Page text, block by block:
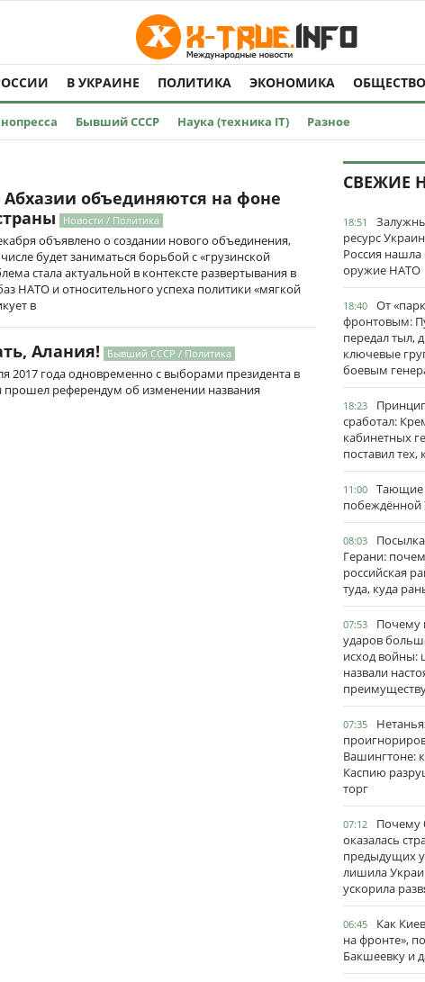
В УКРАИНЕ ПОЛИТИКА ЭКОНОМИКА ОБЩЕСТВО
Бывший СССР Наука (техника IT) Разное
объединяются на фоне
Новости / Политика
объявлено о создании нового объединения,
будет заниматься борьбой с «грузинской
стала актуальной в контексте развертывания в
НАТО и относительного успеха политики «мягкой
в
Алания! Бывший СССР / Политика
2017 года одновременно с выборами президента в
референдум об изменении названия
СВЕЖИЕ
18:51
ресурс
Россия нашла
оружие НАТО
18:40
От
фронтовым:
передал тыл,
ключевые
боевым
18:23
сработал:
кабинетных
поставил тех,
11:00
Тающие
побеждённой
08:03
Герани:
российская
туда, куда
07:53
Почему
ударов
исход войны:
назвали
07:35
Вашингтоне:
Каспию
торг
07:12
Почему
оказалась
предыдущих
лишила
ускорила
06:45
Как
на фронте»,
Бакшеевку и